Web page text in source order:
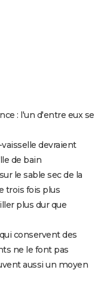
: l'un d'entre eux se
devraient
de bain
le sable sec de la
trois fois plus
plus dur que
conservent des
ne le font pas
aussi un moyen